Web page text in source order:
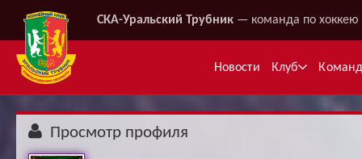
СКА-Уральский Трубник — команда по хоккею
Новости Клуб
Просмотр профиля